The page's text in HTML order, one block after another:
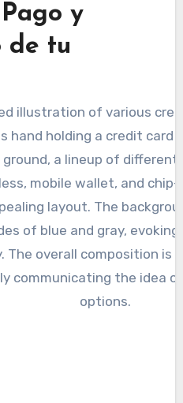
y
de tu